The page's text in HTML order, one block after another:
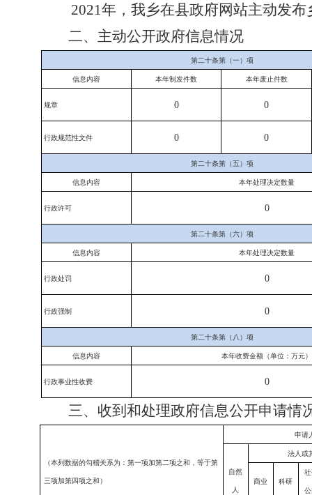
2021年，我乡在县政府网站主动发布
二、主动公开政府信息情况
第二十条第（一）项
信息内容 本年制发件数 本年废止件数
规章 0 0
行政规范性文件 0 0
第二十条第（五）项
信息内容 本年处理决定数量
行政许可 0
第二十条第（六）项
信息内容 本年处理决定数量
行政处罚 0
行政强制 0
第二十条第（八）项
信息内容 本年收费金额（单位：万元）
行政事业性收费 0
三、收到和处理政府信息公开申请情
（本列数据的勾稽关系为：第一项加第二项之和，等于第
三项加第四项之和）
申请
自然
人
法人或
商业 科研
公